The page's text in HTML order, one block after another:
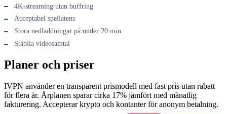
4K-streaming utan buffring
Acceptabel spellatens
Stora nedladdningar på under 20 min
Stabila videosamtal
Planer och priser
IVPN använder en transparent prismodell med fast pris utan rabatt
för flera år. Årplanen sparar cirka 17% jämfört med månatlig
fakturering. Accepterar krypto och kontanter för anonym betalning.